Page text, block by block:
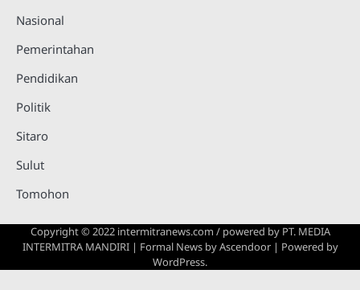
Nasional
Pemerintahan
Pendidikan
Politik
Sitaro
Sulut
Tomohon
Copyright © 2022 intermitranews.com / powered by PT. MEDIA
INTERMITRA MANDIRI| Formal News byAscendoor| Powered by
WordPress.